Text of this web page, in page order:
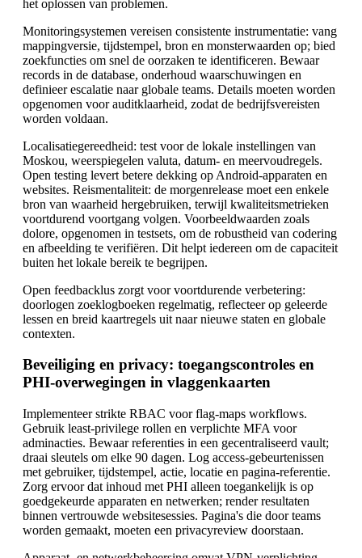
het oplossen van problemen.
Monitoringsystemen vereisen consistente instrumentatie: vang
mappingversie, tijdstempel, bron en monsterwaarden op; bied
zoekfuncties om snel de oorzaken te identificeren. Bewaar
records in de database, onderhoud waarschuwingen en
definieer escalatie naar globale teams. Details moeten worden
opgenomen voor auditklaarheid, zodat de bedrijfsvereisten
worden voldaan.
Localisatiegereedheid: test voor de lokale instellingen van
Moskou, weerspiegelen valuta, datum- en meervoudregels.
Open testing levert betere dekking op Android-apparaten en
websites. Reismentaliteit: de morgenrelease moet een enkele
bron van waarheid hergebruiken, terwijl kwaliteitsmetrieken
voortdurend voortgang volgen. Voorbeeldwaarden zoals
dolore, opgenomen in testsets, om de robustheid van codering
en afbeelding te verifiëren. Dit helpt iedereen om de capaciteit
buiten het lokale bereik te begrijpen.
Open feedbacklus zorgt voor voortdurende verbetering:
doorlogen zoeklogboeken regelmatig, reflecteer op geleerde
lessen en breid kaartregels uit naar nieuwe staten en globale
contexten.
Beveiliging en privacy: toegangscontroles en
PHI-overwegingen in vlaggenkaarten
Implementeer strikte RBAC voor flag-maps workflows.
Gebruik least-privilege rollen en verplichte MFA voor
adminacties. Bewaar referenties in een gecentraliseerd vault;
draai sleutels om elke 90 dagen. Log access-gebeurtenissen
met gebruiker, tijdstempel, actie, locatie en pagina-referentie.
Zorg ervoor dat inhoud met PHI alleen toegankelijk is op
goedgekeurde apparaten en netwerken; render resultaten
binnen vertrouwde websitesessies. Pagina's die door teams
worden gemaakt, moeten een privacyreview doorstaan.